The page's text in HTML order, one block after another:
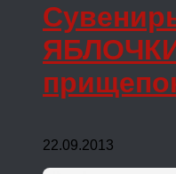
ЯБЛОЧКИ
22.09.2013